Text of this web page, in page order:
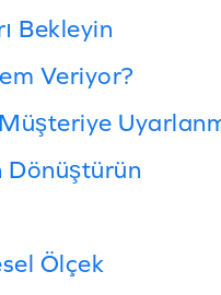
Bekleyin
Veriyor?
Dönüştürün
Ölçek